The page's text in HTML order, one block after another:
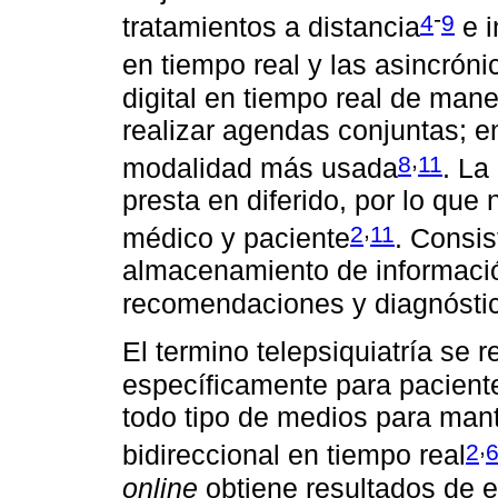
tratamientos a distancia4-9 e
en tiempo real y las
digital en tiempo real de
realizar agendas conjuntas;
modalidad más usada8 11 . La
presta en diferido, por lo que
médico y paciente2,11.
almacenamiento de
recomendaciones y
El termino telepsiquiatría se
específicamente para
todo tipo de medios para
bidireccional en tiempo real2,6
online obtiene resultados de